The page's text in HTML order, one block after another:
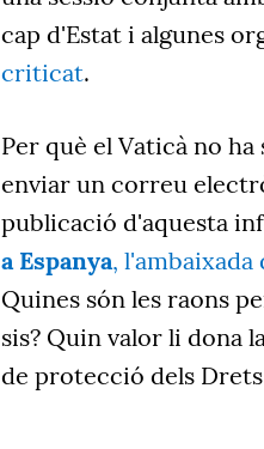
cap d'Estat i algunes
criticat.
Per què el Vaticà no
enviar un correu
publicació d'aquesta
a Espanya, l'ambaixada
Quines són les raons
sis? Quin valor li dona
de protecció dels